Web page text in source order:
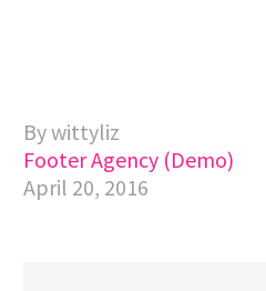
By wittyliz
Footer Agency (Demo)
April 20, 2016